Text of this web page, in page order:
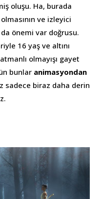
oluşu. Ha, burada
ve izleyici
önemi var doğrusu.
16 yaş ve altını
olmayışı gayet
bunlar animasyondan
sadece biraz daha derin